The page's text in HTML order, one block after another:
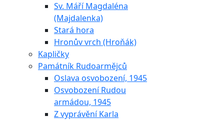
Sv. Máří Magdaléna
(Majdalenka)
Stará hora
Hronův vrch (Hroňák)
Kapličky
Památník Rudoarmějců
Oslava osvobození, 1945
Osvobození Rudou
armádou, 1945
Z vyprávění Karla